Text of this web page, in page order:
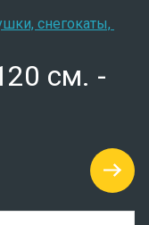
снегокаты,
см. -